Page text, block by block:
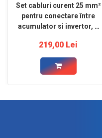
Set cabluri curent 25 mm²
pentru conectare între
acumulator si invertor, 2
ocheti Ø8
219,00 Lei